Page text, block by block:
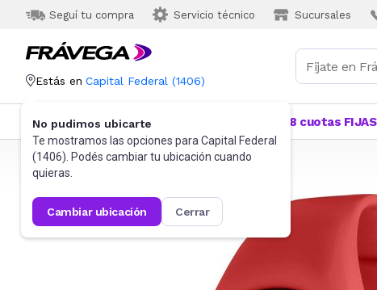
Seguí tu compra Servicio técnico Sucursales
Estás en Capital Federal (1406)
No pudimos ubicarte
Te mostramos las opciones para Capital Federal
(1406). Podés cambiar tu ubicación cuando
quieras.
cambiar ubicación cerrar
Categorías Más Vendidos 18 cuotas FIJAS
Frávega Relojes Relojes para niños